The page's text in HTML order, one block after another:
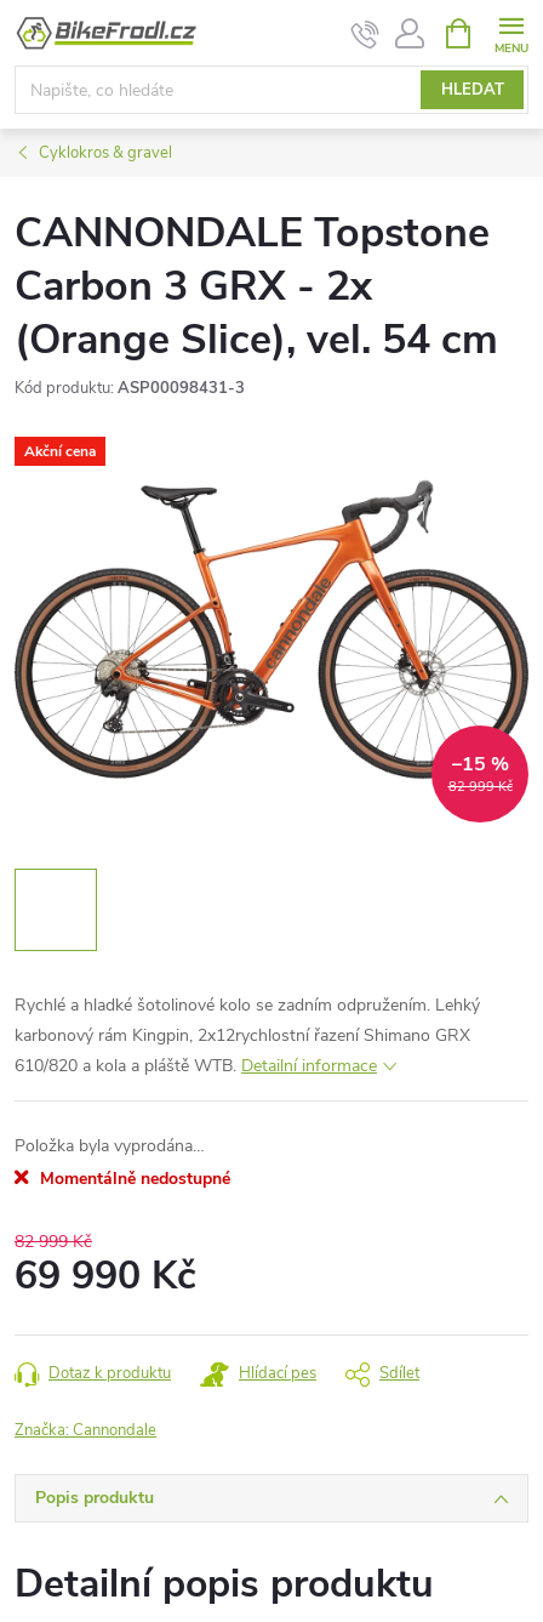
Přejít
obsah
HLEDAT
NÁKUPNÍ
KOŠÍK
Cyklokros & gravel
CANNONDALE Topstone
Carbon 3 GRX - 2x
(Orange Slice), vel. 54 cm
Kód produktu: ASP00098431-3
Akční cena
82 999 Kč
–15 %
Rychlé a hladké šotolinové kolo se zadním odpružením. Lehký
karbonový rám Kingpin, 2x12rychlostní řazení Shimano GRX
610/820 a kola a pláště WTB. Detailní informace
Položka byla vyprodána…
Momentálně nedostupné
82 999 Kč
69 990 Kč
cena:
Dotaz k produktu Hlídací pes Sdílet
Značka:Cannondale
Popis produktu
Detailní popis produktu